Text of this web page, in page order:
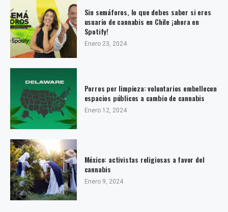
Sin semáforos, lo que debes saber si eres
usuario de cannabis en Chile ¡ahora en
Spotify!
Enero 23, 2024
Porros por limpieza: voluntarios embellecen
espacios públicos a cambio de cannabis
Enero 12, 2024
México: activistas religiosas a favor del
cannabis
Enero 9, 2024